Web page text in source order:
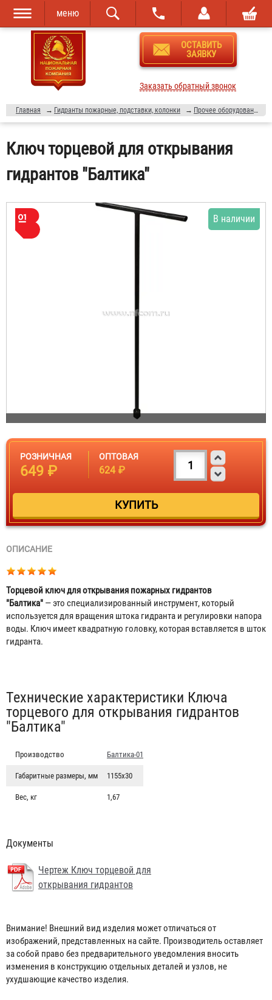
Перейти к
основному
содержанию
Skip to
navigation
меню
ОСТАВИТЬ
ЗАЯВКУ
Заказать обратный звонок
Главная → Гидранты пожарные, подставки, колонки → Прочее оборудование к пожарным гидрантам
Ключ торцевой для открывания
гидрантов "Балтика"
В наличии
РОЗНИЧНАЯ
649 ₽
ОПТОВАЯ
624 ₽
ОПИСАНИЕ
Торцевой ключ для открывания пожарных гидрантов
"Балтика" — это специализированный инструмент, который
используется для вращения штока гидранта и регулировки напора
воды. Ключ имеет квадратную головку, которая вставляется в шток
гидранта.
Табы
Технические характеристики Ключа
торцевого для открывания гидрантов
"Балтика"
Производство Балтика-01
Габаритные размеры, мм 1155х30
Вес, кг 1,67
Документы
Чертеж Ключ торцевой для
открывания гидрантов
Внимание! Внешний вид изделия может отличаться от
изображений, представленных на сайте. Производитель оставляет
за собой право без предварительного уведомления вносить
изменения в конструкцию отдельных деталей и узлов, не
ухудшающие качество изделия.
Пирамида для гидранта пожарного (950х950х1150)
3 526 ₽